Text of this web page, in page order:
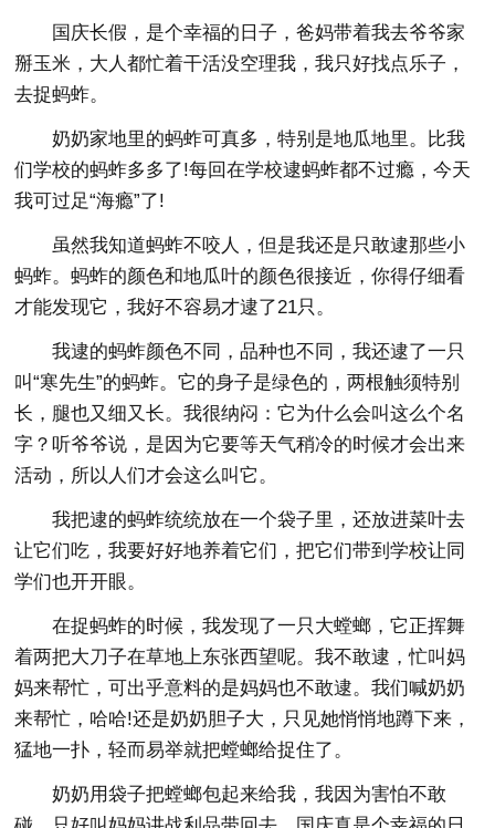
国庆长假，是个幸福的日子，爸妈带着我去爷爷家
掰玉米，大人都忙着干活没空理我，我只好找点乐子，
去捉蚂蚱。
奶奶家地里的蚂蚱可真多，特别是地瓜地里。比我
们学校的蚂蚱多多了!每回在学校逮蚂蚱都不过瘾，今天
我可过足“海瘾”了!
虽然我知道蚂蚱不咬人，但是我还是只敢逮那些小
蚂蚱。蚂蚱的颜色和地瓜叶的颜色很接近，你得仔细看
才能发现它，我好不容易才逮了21只。
我逮的蚂蚱颜色不同，品种也不同，我还逮了一只
叫“寒先生”的蚂蚱。它的身子是绿色的，两根触须特别
长，腿也又细又长。我很纳闷：它为什么会叫这么个名
字？听爷爷说，是因为它要等天气稍冷的时候才会出来
活动，所以人们才会这么叫它。
我把逮的蚂蚱统统放在一个袋子里，还放进菜叶去
让它们吃，我要好好地养着它们，把它们带到学校让同
学们也开开眼。
在捉蚂蚱的时候，我发现了一只大螳螂，它正挥舞
着两把大刀子在草地上东张西望呢。我不敢逮，忙叫妈
妈来帮忙，可出乎意料的是妈妈也不敢逮。我们喊奶奶
来帮忙，哈哈!还是奶奶胆子大，只见她悄悄地蹲下来，
猛地一扑，轻而易举就把螳螂给捉住了。
奶奶用袋子把螳螂包起来给我，我因为害怕不敢